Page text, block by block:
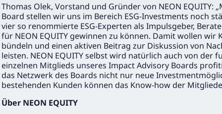
Thomas Olek, Vorstand und Gründer von NEON EQUITY:
Board stellen wir uns im Bereich ESG-Investments noch
vier so renommierte ESG-Experten als Impulsgeber,
für NEON EQUITY gewinnen zu können. Damit wollen wir
bündeln und einen aktiven Beitrag zur Diskussion von
leisten. NEON EQUITY selbst wird natürlich auch von der
einzelnen Mitglieds unseres Impact Advisory Boards
das Netzwerk des Boards nicht nur neue
bestehenden Kunden können das Know-how der
Über NEON EQUITY